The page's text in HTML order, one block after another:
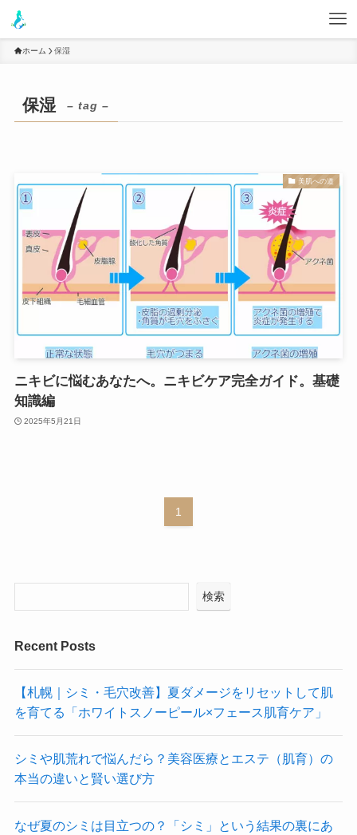
ホーム 保湿
保湿 – tag –
美肌への道
ニキビに悩むあなたへ。ニキビケア完全ガイド。基礎
知識編
2025年5月21日
1
検索
Recent Posts
【札幌｜シミ・毛穴改善】夏ダメージをリセットして肌
を育てる「ホワイトスノーピール×フェース肌育ケア」
シミや肌荒れで悩んだら？美容医療とエステ（肌育）の
本当の違いと賢い選び方
なぜ夏のシミは目立つの？「シミ」という結果の裏にあ